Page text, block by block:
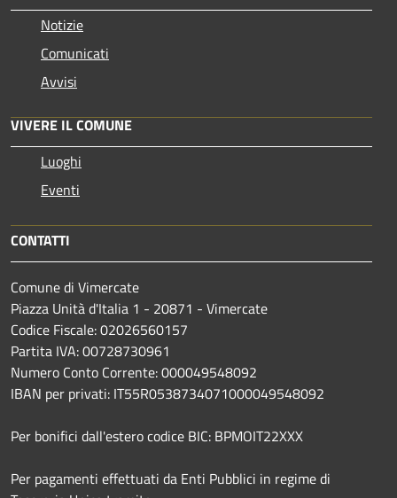
Notizie
Comunicati
Avvisi
VIVERE IL COMUNE
Luoghi
Eventi
CONTATTI
Comune di Vimercate
Piazza Unità d'Italia 1 - 20871 - Vimercate
Codice Fiscale: 02026560157
Partita IVA: 00728730961
Numero Conto Corrente: 000049548092
IBAN per privati: IT55R0538734071000049548092
Per bonifici dall'estero codice BIC: BPMOIT22XXX
Per pagamenti effettuati da Enti Pubblici in regime di